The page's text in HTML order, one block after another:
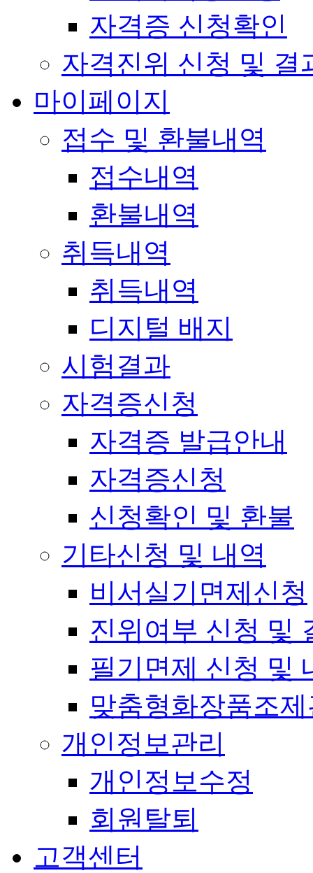
자격증 신청확인
자격진위 신청 및 결
마이페이지
접수 및 환불내역
접수내역
환불내역
취득내역
취득내역
디지털 배지
시험결과
자격증신청
자격증 발급안내
자격증신청
신청확인 및 환불
기타신청 및 내역
비서실기면제신청
진위여부 신청 및
필기면제 신청 및
맞춤형화장품조
개인정보관리
개인정보수정
회원탈퇴
고객센터